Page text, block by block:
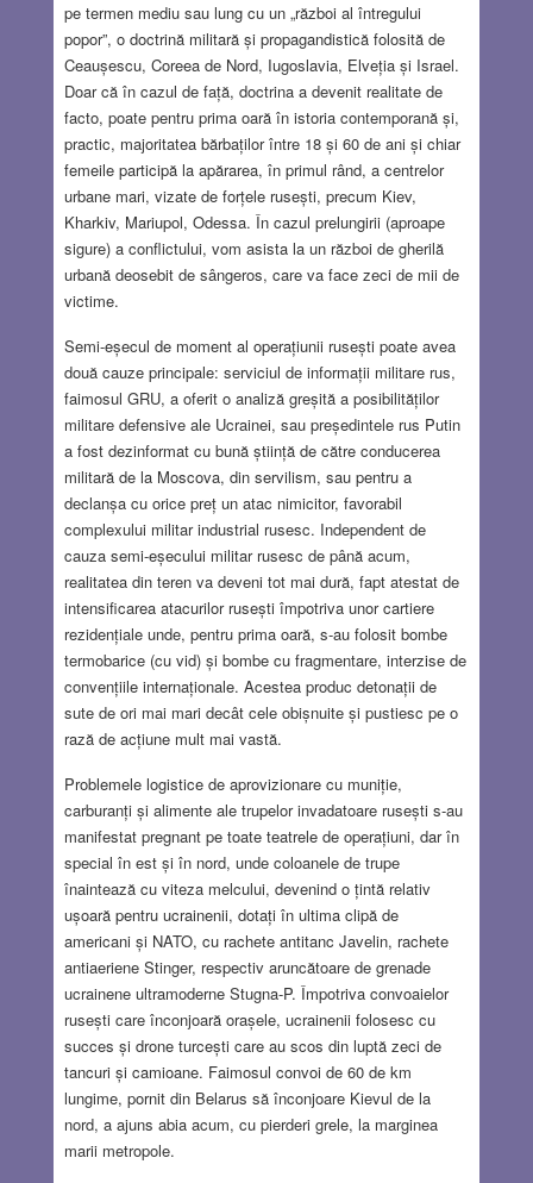
pe termen mediu sau lung cu un „război al întregului
popor”, o doctrină militară și propagandistică folosită de
Ceaușescu, Coreea de Nord, Iugoslavia, Elveția și Israel.
Doar că în cazul de față, doctrina a devenit realitate de
facto, poate pentru prima oară în istoria contemporană și,
practic, majoritatea bărbaților între 18 și 60 de ani și chiar
femeile participă la apărarea, în primul rând, a centrelor
urbane mari, vizate de forțele rusești, precum Kiev,
Kharkiv, Mariupol, Odessa. În cazul prelungirii (aproape
sigure) a conflictului, vom asista la un război de gherilă
urbană deosebit de sângeros, care va face zeci de mii de
victime.
Semi-eșecul de moment al operațiunii rusești poate avea
două cauze principale: serviciul de informații militare rus,
faimosul GRU, a oferit o analiză greșită a posibilităților
militare defensive ale Ucrainei, sau președintele rus Putin
a fost dezinformat cu bună știință de către conducerea
militară de la Moscova, din servilism, sau pentru a
declanșa cu orice preț un atac nimicitor, favorabil
complexului militar industrial rusesc. Independent de
cauza semi-eșecului militar rusesc de până acum,
realitatea din teren va deveni tot mai dură, fapt atestat de
intensificarea atacurilor rusești împotriva unor cartiere
rezidențiale unde, pentru prima oară, s-au folosit bombe
termobarice (cu vid) și bombe cu fragmentare, interzise de
convențiile internaționale. Acestea produc detonații de
sute de ori mai mari decât cele obișnuite și pustiesc pe o
rază de acțiune mult mai vastă.
Problemele logistice de aprovizionare cu muniție,
carburanți și alimente ale trupelor invadatoare rusești s-au
manifestat pregnant pe toate teatrele de operațiuni, dar în
special în est și în nord, unde coloanele de trupe
înaintează cu viteza melcului, devenind o țintă relativ
ușoară pentru ucrainenii, dotați în ultima clipă de
americani și NATO, cu rachete antitanc Javelin, rachete
antiaeriene Stinger, respectiv aruncătoare de grenade
ucrainene ultramoderne Stugna-P. Împotriva convoaielor
rusești care înconjoară orașele, ucrainenii folosesc cu
succes și drone turcești care au scos din luptă zeci de
tancuri și camioane. Faimosul convoi de 60 de km
lungime, pornit din Belarus să înconjoare Kievul de la
nord, a ajuns abia acum, cu pierderi grele, la marginea
marii metropole.